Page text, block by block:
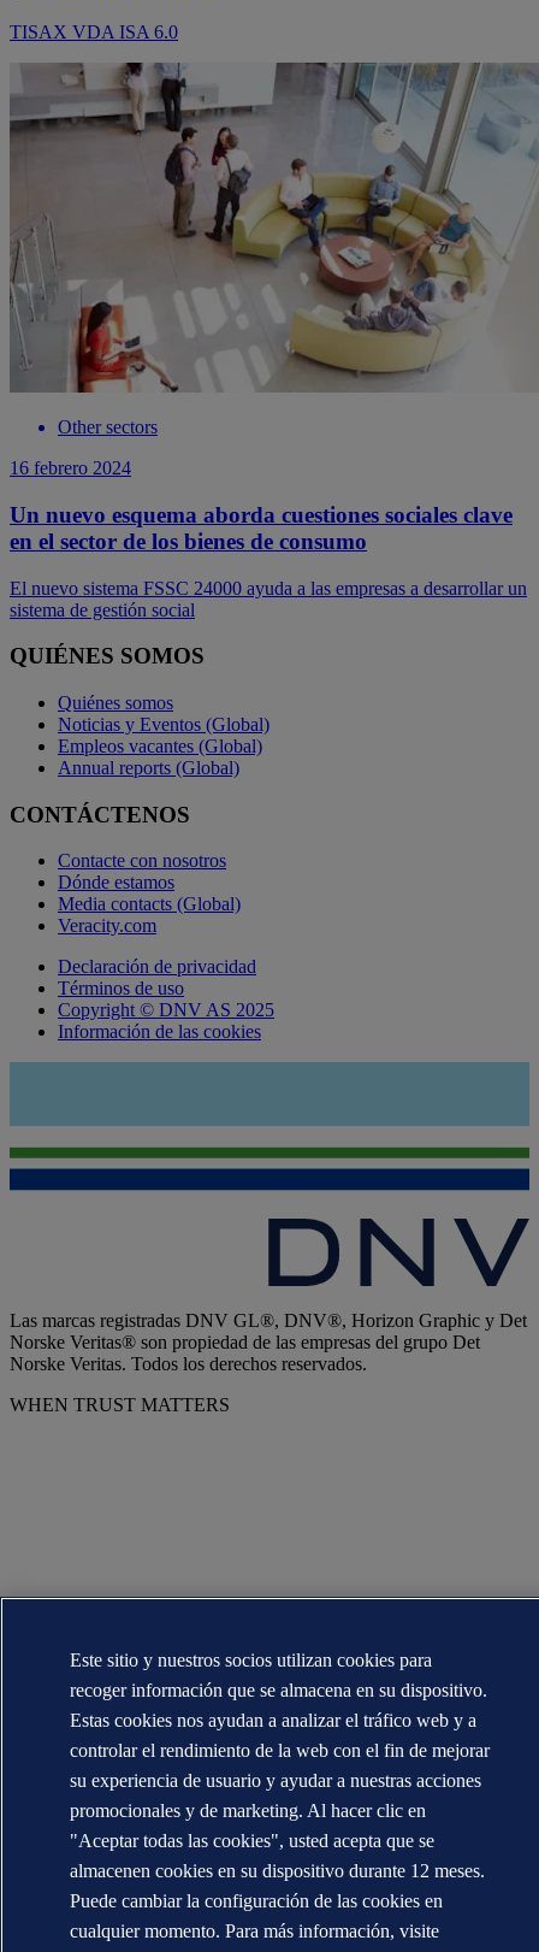
TISAX VDA ISA 6.0
Other sectors
16 febrero 2024
Un nuevo esquema aborda cuestiones sociales clave
en el sector de los bienes de consumo
El nuevo sistema FSSC 24000 ayuda a las empresas a desarrollar un
sistema de gestión social
QUIÉNES SOMOS
Quiénes somos
Noticias y Eventos (Global)
Empleos vacantes (Global)
Annual reports (Global)
CONTÁCTENOS
Contacte con nosotros
Dónde estamos
Media contacts (Global)
Veracity.com
Declaración de privacidad
Términos de uso
Copyright © DNV AS 2025
Información de las cookies
Las marcas registradas DNV GL®, DNV®, Horizon Graphic y Det
Norske Veritas® son propiedad de las empresas del grupo Det
Norske Veritas. Todos los derechos reservados.
WHEN TRUST MATTERS
Este sitio y nuestros socios utilizan cookies para
recoger información que se almacena en su dispositivo.
Estas cookies nos ayudan a analizar el tráfico web y a
controlar el rendimiento de la web con el fin de mejorar
su experiencia de usuario y ayudar a nuestras acciones
promocionales y de marketing. Al hacer clic en
"Aceptar todas las cookies", usted acepta que se
almacenen cookies en su dispositivo durante 12 meses.
Puede cambiar la configuración de las cookies en
cualquier momento. Para más información, visite